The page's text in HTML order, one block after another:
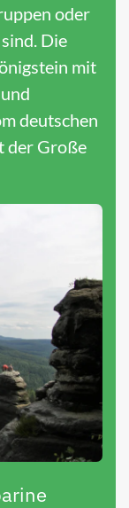
oder
Die
mit
deutschen
der Große